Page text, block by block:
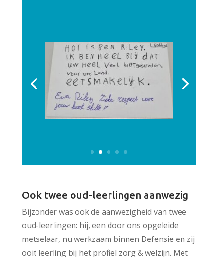
Ook twee oud-leerlingen aanwezig
Bijzonder was ook de aanwezigheid van twee
oud-leerlingen: hij, een door ons opgeleide
metselaar, nu werkzaam binnen Defensie en zij
ooit leerling bij het profiel zorg & welzijn. Met